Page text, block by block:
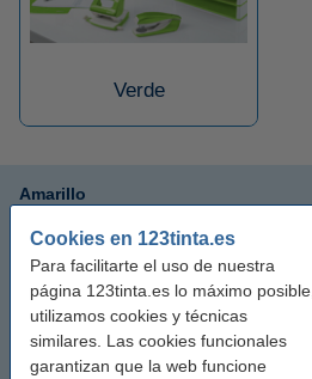
Cookies en 123tinta.es
Para facilitarte el uso de nuestra
página 123tinta.es lo máximo posible,
utilizamos cookies y técnicas
similares. Las cookies funcionales
garantizan que la web funcione
Verde
Amarillo
Azul
Azul claro
Blanco